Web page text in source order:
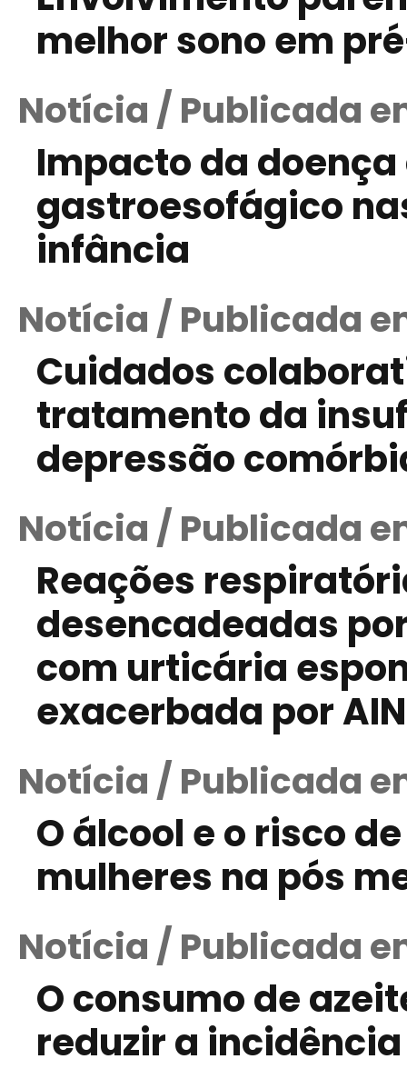
melhor sono em
Notícia / Publicada
Impacto da
gastroesofágico
infância
Notícia / Publicada
Cuidados
tratamento da
depressão
Notícia / Publicada
Reações
desencadeadas
com urticária
exacerbada por
Notícia / Publicada
O álcool e o risco
mulheres na pós
Notícia / Publicada
O consumo de
reduzir a